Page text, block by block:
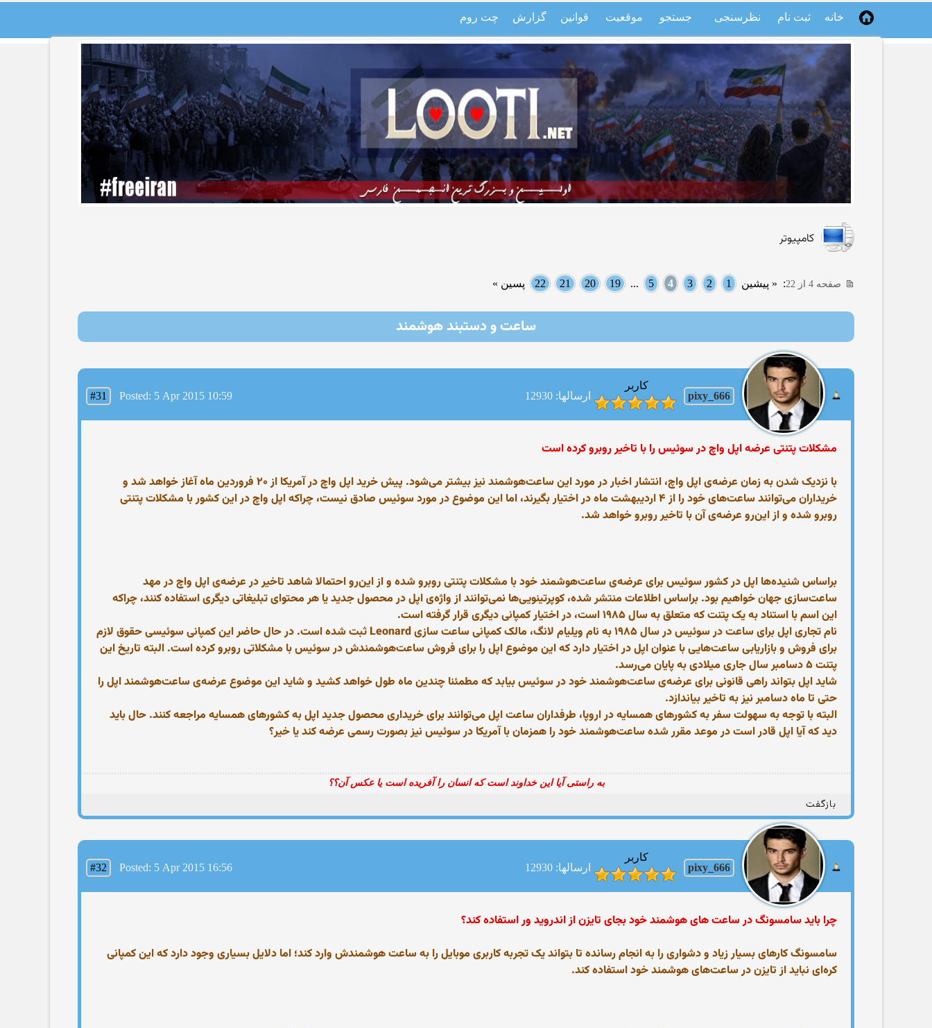
خانه ثبت نام نظرسنجی جستجو موقعیت قوانین گزارش چت روم
کامپیوتر
صفحه 4 از 22 : « پیشین 1
2
3
4
5
...
19
20
21
22 پسین »
ساعت و دستبند هوشمند
pixy_666
کاربر
ارسالها: 12930
#31 Posted: 5 Apr 2015 10:59
مشکلات پتنتی عرضه‌ اپل واچ در سوئیس را با تاخیر روبرو کرده است
با نزدیک شدن به زمان عرضه‌ی اپل واچ، انتشار اخبار در مورد این ساعت‌هوشمند نیز بیشتر می‌شود. پیش خرید اپل واچ در آمریکا از ۲۰ فروردین ماه آغاز خواهد شد و
خریداران می‌توانند ساعت‌های خود را از ۴ اردیبهشت ماه در اختیار بگیرند، اما این موضوع در مورد سوئیس صادق نیست، چراکه اپل واچ در این کشور با مشکلات پتنتی
روبرو شده و از این‌رو عرضه‌ی آن با تاخیر روبرو خواهد شد.
براساس شنیده‌ها اپل در کشور سوئیس برای عرضه‌ی ساعت‌هوشمند خود با مشکلات پتنتی روبرو شده و از این‌رو احتمالا شاهد تاخیر در عرضه‌ی اپل واچ در مهد
ساعت‌سازی جهان خواهیم بود. براساس اطلاعات منتشر شده، کوپرتینویی‌ها نمی‌توانند از واژه‌ی اپل در محصول جدید یا هر محتوای تبلیغاتی دیگری استفاده کنند، چراکه
این اسم با استناد به یک پتنت که متعلق به سال ۱۹۸۵ است، در اختیار کمپانی دیگری قرار گرفته است.
نام تجاری اپل برای ساعت‌ در سوئیس در سال ۱۹۸۵ به نام ویلیام لانگ، مالک کمپانی ساعت سازی Leonard ثبت شده است. در حال حاضر این کمپانی سوئیسی حقوق لازم
برای فروش و بازاریابی ساعت‌هایی با عنوان اپل در اختیار دارد که این موضوع اپل را برای فروش ساعت‌هوشمندش در سوئیس با مشکلاتی روبرو کرده است. البته تاریخ این
پتنت ۵ دسامبر سال جاری میلادی به پایان می‌رسد.
شاید اپل بتواند راهی قانونی برای عرضه‌ی ساعت‌هوشمند خود در سوئیس بیابد که مطمئنا چندین ماه طول خواهد کشید و شاید این موضوع عرضه‌ی ساعت‌هوشمند اپل را
حتی تا ماه دسامبر نیز به تاخیر بیاندازد.
البته با توجه به سهولت سفر به کشور‌های همسایه در اروپا، طرفداران ساعت اپل می‌توانند برای خریداری محصول جدید اپل به کشورهای همسایه مراجعه کنند. حال باید
دید که آیا اپل قادر است در موعد مقرر شده ساعت‌هوشمند خود را همزمان با آمریکا در سوئیس نیز بصورت رسمی عرضه کند یا خیر؟
به راستی آیا این خداوند است که انسان را آفریده است یا عکس آن؟؟
بازگفت
pixy_666
کاربر
ارسالها: 12930
#32 Posted: 5 Apr 2015 16:56
چرا باید سامسونگ در ساعت‌ های هوشمند خود بجای تایزن از اندروید ور استفاده کند؟
سامسونگ کارهای بسیار زیاد و دشواری را به انجام رسانده تا بتواند یک تجربه کاربری موبایل را به ساعت هوشمندش وارد کند؛ اما دلایل بسیاری وجود دارد که این کمپانی
کره‌ای نباید از تایزن در ساعت‌های هوشمند خود استفاده کند.